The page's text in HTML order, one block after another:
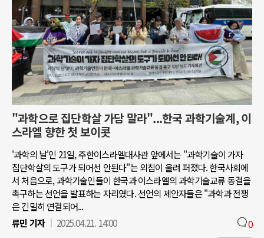
"과학으로 집단학살 가담 말라"...한국 과학기술계, 이
스라엘 향한 첫 보이콧
'과학의 날'인 21일, 주한이스라엘대사관 앞에서는 "과학기술이 가자
집단학살의 도구가 되어선 안된다"는 외침이 울려 퍼졌다. 한국사회에
서 처음으로, 과학기술인들이 한국과 이스라엘의 과학기술교류 동결을
촉구하는 선언을 발표하는 자리였다. 선언의 제안자들은 "과학과 전쟁
은 긴밀히 연결되어...
류민 기자
2025.04.21. 14:00 0